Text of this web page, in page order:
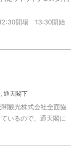
開場 13:30開始
, 通天閣下
観光株式会社全面協
いるので、通天閣に